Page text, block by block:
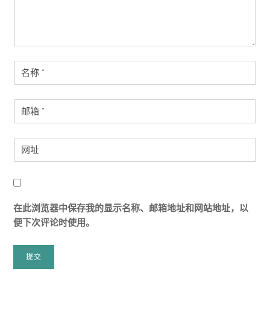
在此浏览器中保存我的显示名称、邮箱地址和网站地址，以
便下次评论时使用。